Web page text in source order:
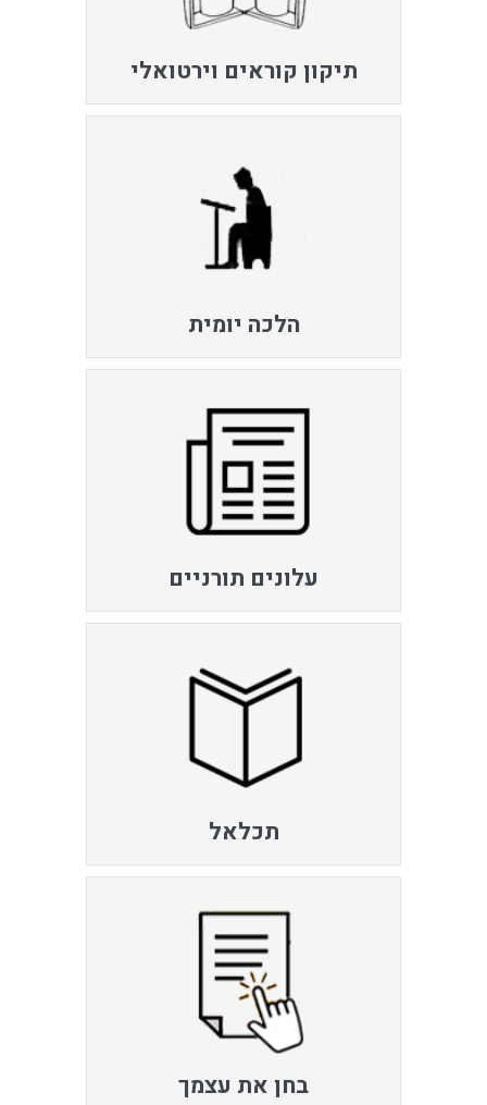
תיקון קוראים וירטואלי
הלכה יומית
עלונים תורניים
תכלאל
בחן את עצמך